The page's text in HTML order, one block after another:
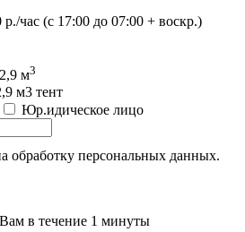
р./час (с 17:00 до 07:00 + воскр.)
м3
м3 тент
Юр.идическое лицо
обработку персональных данных.
в течение 1 минуты